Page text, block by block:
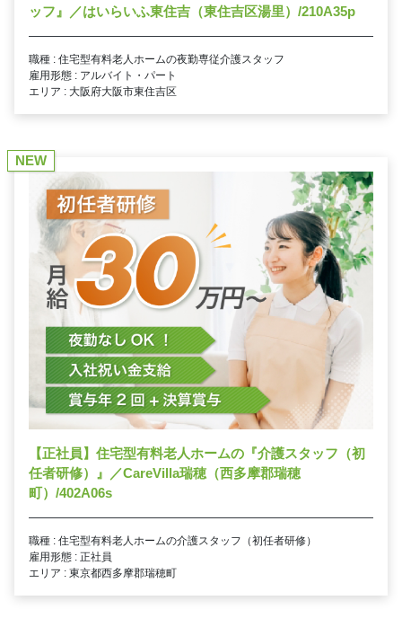
ッフ』／はいらいふ東住吉（東住吉区湯里）/210A35p
職種 : 住宅型有料老人ホームの夜勤専従介護スタッフ
雇用形態 : アルバイト・パート
エリア : 大阪府大阪市東住吉区
NEW
【正社員】住宅型有料老人ホームの『介護スタッフ（初
任者研修）』／CareVilla瑞穂（西多摩郡瑞穂
町）/402A06s
職種 : 住宅型有料老人ホームの介護スタッフ（初任者研修）
雇用形態 : 正社員
エリア : 東京都西多摩郡瑞穂町